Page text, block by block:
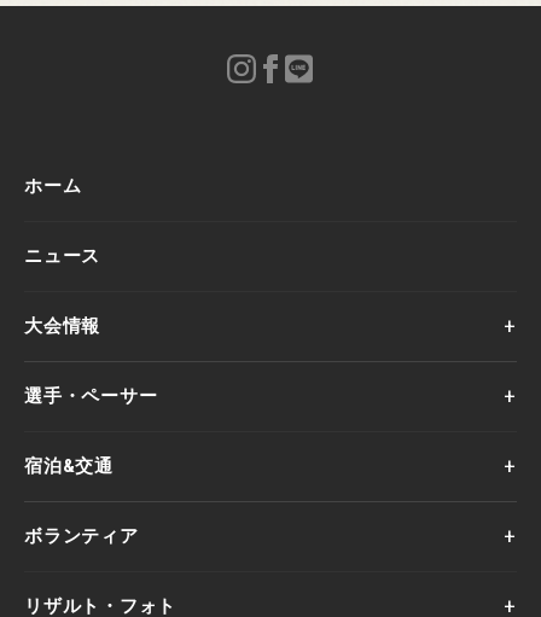
ホーム
ニュース
大会情報
選手・ペーサー
宿泊&交通
ボランティア
リザルト・フォト